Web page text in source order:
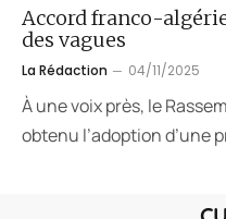
Accord franco-
des vagues
La Rédaction 04/11/2025
À une voix près, le
obtenu l’adoption d’une